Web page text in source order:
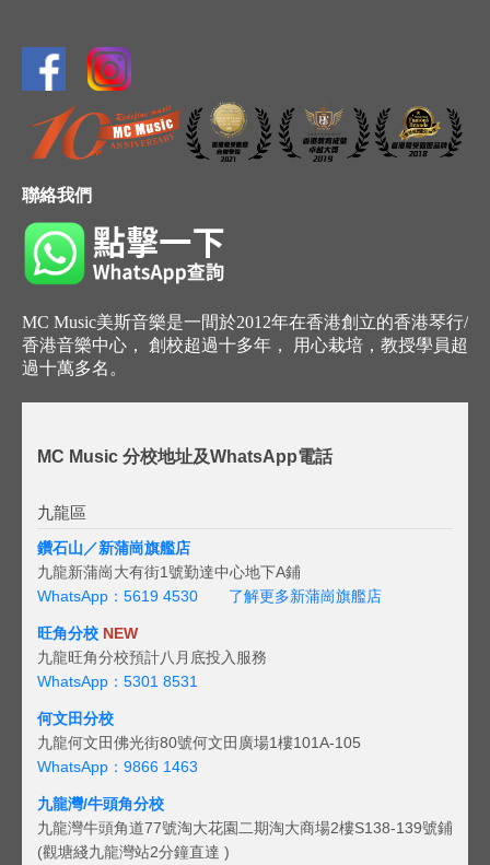
聯絡我們
MC Music美斯音樂是一間於2012年在香港創立的香港琴行/
香港音樂中心， 創校超過十多年， 用心栽培，教授學員超
過十萬多名。
MC Music 分校地址及WhatsApp電話
九龍區
鑽石山／新蒲崗旗艦店
九龍新蒲崗大有街1號勤達中心地下A鋪
WhatsApp：5619 4530
了解更多新蒲崗旗艦店
旺角分校 NEW
九龍旺角分校預計八月底投入服務
WhatsApp：5301 8531
何文田分校
九龍何文田佛光街80號何文田廣場1樓101A-105
WhatsApp：9866 1463
九龍灣/牛頭角分校
九龍灣牛頭角道77號淘大花園二期淘大商場2樓S138-139號鋪
(觀塘綫九龍灣站2分鐘直達 )